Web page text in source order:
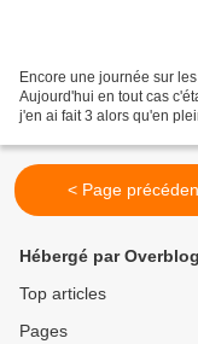
Encore une journée sur
Aujourd'hui en tout cas
j'en ai fait 3 alors qu'en
< Page
Hébergé par Overblog
Top articles
Pages